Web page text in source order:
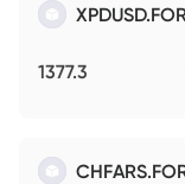
1377.3